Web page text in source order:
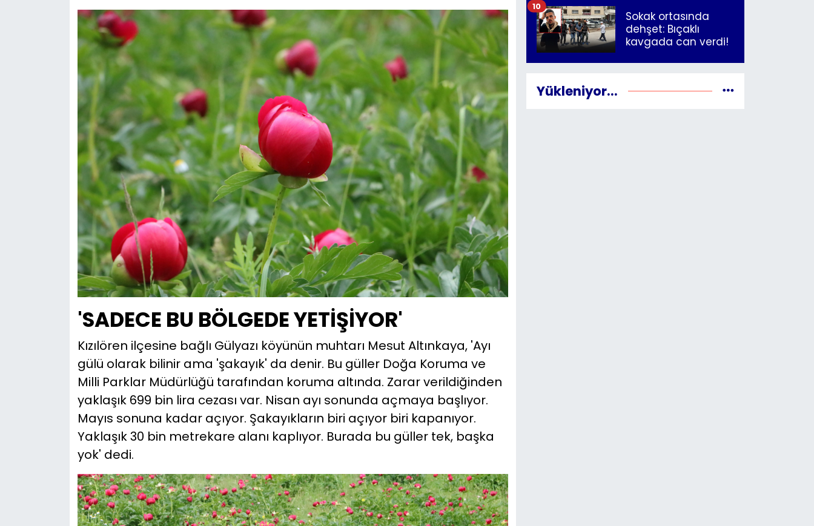
'SADECE BU BÖLGEDE YETİŞİYOR'
Kızılören ilçesine bağlı Gülyazı köyünün muhtarı Mesut Altınkaya, 'Ayı
gülü olarak bilinir ama 'şakayık' da denir. Bu güller Doğa Koruma ve
Milli Parklar Müdürlüğü tarafından koruma altında. Zarar verildiğinden
yaklaşık 699 bin lira cezası var. Nisan ayı sonunda açmaya başlıyor.
Mayıs sonuna kadar açıyor. Şakayıkların biri açıyor biri kapanıyor.
Yaklaşık 30 bin metrekare alanı kaplıyor. Burada bu güller tek, başka
yok' dedi.
İzmir"
Sokak ortasında
dehşet: Bıçaklı
kavgada can verdi!
10
Yükleniyor...